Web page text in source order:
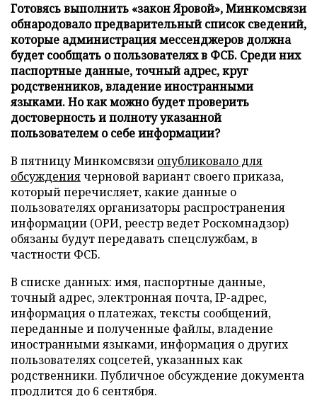
Готовясь выполнить «закон Яровой», Минкомсвязи
обнародовало предварительный список сведений,
которые администрация мессенджеров должна
будет сообщать о пользователях в ФСБ. Среди них
паспортные данные, точный адрес, круг
родственников, владение иностранными
языками. Но как можно будет проверить
достоверность и полноту указанной
пользователем о себе информации?
В пятницу Минкомсвязи опубликовало для
обсуждениячерновой вариант своего приказа,
который перечисляет, какие данные о
пользователях организаторы распространения
информации (ОРИ, реестр ведет Роскомнадзор)
обязаны будут передавать спецслужбам, в
частности ФСБ.
В списке данных: имя, паспортные данные,
точный адрес, электронная почта, IP-адрес,
информация о платежах, тексты сообщений,
переданные и полученные файлы, владение
иностранными языками, информация о других
пользователях соцсетей, указанных как
родственники. Публичное обсуждение документа
продлится до 6 сентября.